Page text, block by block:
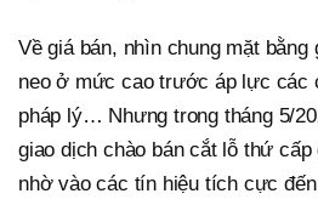
Về giá bán, nhìn chung mặt
neo ở mức cao trước áp lực các
pháp lý… Nhưng trong tháng 5/
giao dịch chào bán cắt lỗ thứ
nhờ vào các tín hiệu tích cực